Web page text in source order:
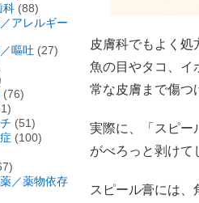
皮膚科でもよく処
魚の目やタコ、イ
常な皮膚まで傷つ
実際に、「スピー
がべろっと剥けて
スピール膏には
科 (88)
アレルギー
嘔吐 (27)
(76)
(51)
(100)
／薬物依存